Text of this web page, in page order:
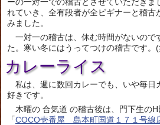
れていき、全有段者が全ビギナーと稽古
みました。
一対一の稽古は、休む時間がないので
た。寒い冬にはうってつけの稽古です。
カレーライス
私は、週に数回カレーでも、いや毎日
好きです。
木曜の 合気道 の稽古後は、門下生の
「COCO壱番屋 島本町国道１７１号線